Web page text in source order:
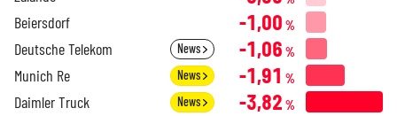
Beiersdorf -1,00 %
Deutsche Telekom News -1,06 %
Munich Re News -1,91 %
Daimler Truck News -3,82 %